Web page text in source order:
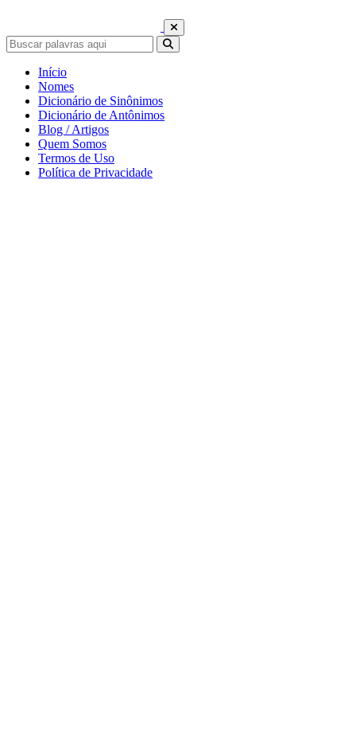
Início
Nomes
Dicionário de Sinônimos
Dicionário de Antônimos
Blog / Artigos
Quem Somos
Termos de Uso
Política de Privacidade